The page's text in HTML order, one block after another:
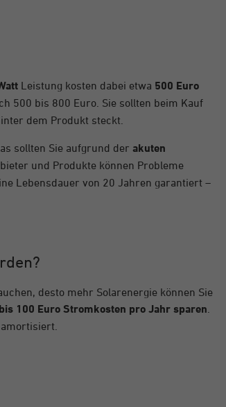
Leistung kosten dabei etwa 500 Euro
500 bis 800 Euro. Sie sollten beim Kauf
dem Produkt steckt.
sollten Sie aufgrund der akuten
und Produkte können Probleme
Lebensdauer von 20 Jahren garantiert –
desto mehr Solarenergie können Sie
100 Euro Stromkosten pro Jahr sparen